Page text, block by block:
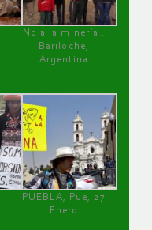
No a la minería ,
Bariloche,
Argentina
PUEBLA, Pue, 27
Enero